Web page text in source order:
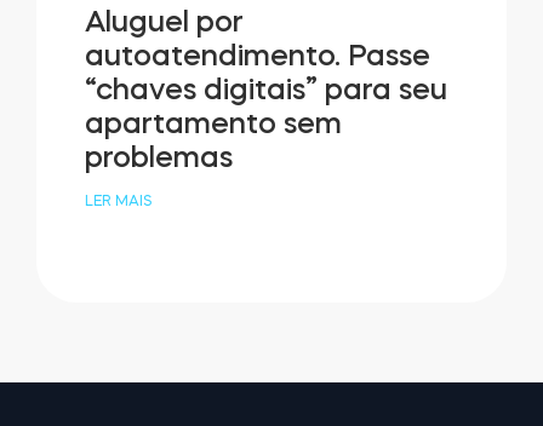
Aluguel por
autoatendimento. Passe
“chaves digitais” para seu
apartamento sem
problemas
LER MAIS